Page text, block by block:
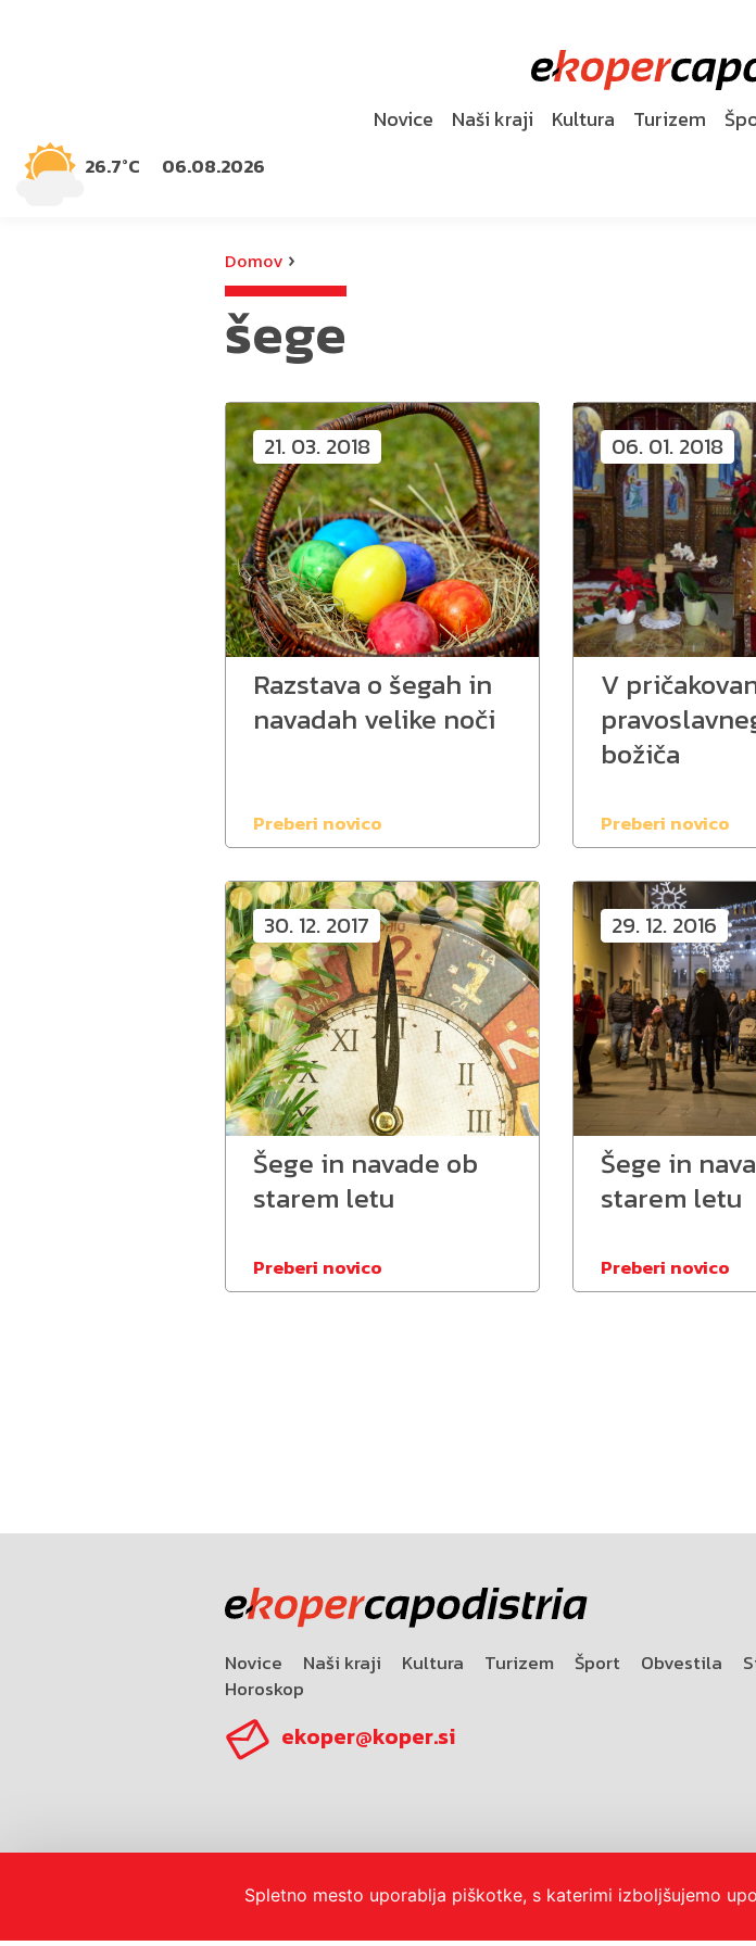
26.7°C 06.08.2026
Novice Naši kraji Kultura Turizem
Domov ›
šege
21. 03. 2018
Razstava o šegah in
navadah velike noči
Preberi novico
06. 01. 2018
V
božiča
Preberi novico
30. 12. 2017
Šege in navade ob
starem letu
Preberi novico
29. 12. 2016
Šege in
starem letu
Preberi novico
Novice Naši kraji Kultura Turizem Šport Obvestila
Horoskop
ekoper@koper.si
Spletno mesto uporablja piškotke, s katerimi izboljšujemo